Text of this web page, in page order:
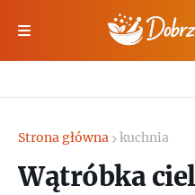
Strona główna kuchnia
Wątróbka